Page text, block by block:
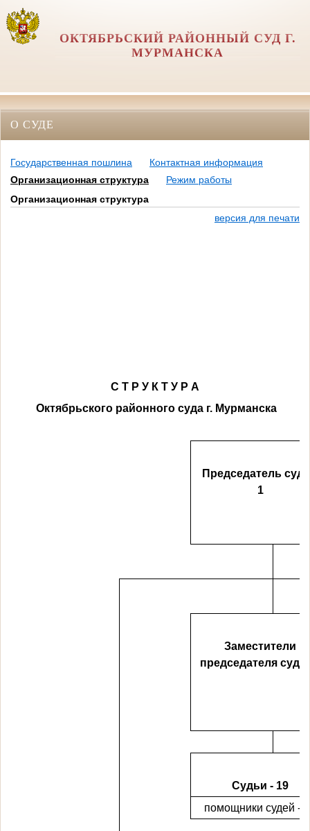
ОКТЯБРЬСКИЙ РАЙОННЫЙ СУД Г.
МУРМАНСКА
О СУДЕ
Государственная пошлина
Контактная информация
Организационная структура
Режим работы
Организационная структура
версия для печати
С Т Р У К Т У Р А
Октябрьского районного суда г. Мурманска
Председатель
1
Заместители
председателя суда
Судьи - 19
помощники судей -